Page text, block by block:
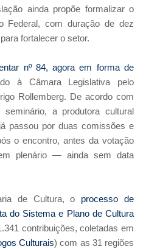
ainda propõe formalizar o
Federal, com duração de dez
fortalecer o setor.
nº 84, agora em forma de
à Câmara Legislativa pelo
Rollemberg. De acordo com
a produtora cultural
passou por duas comissões e
o encontro, antes da votação
plenário — ainda sem data
de Cultura, o processo de
do Sistema e Plano de Cultura
contribuições, coletadas em
Culturais) com as 31 regiões